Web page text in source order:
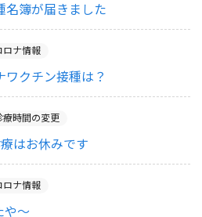
名簿が届きました
ロナ情報
クチン接種は？
療時間の変更
はお休みです
ロナ情報
や〜